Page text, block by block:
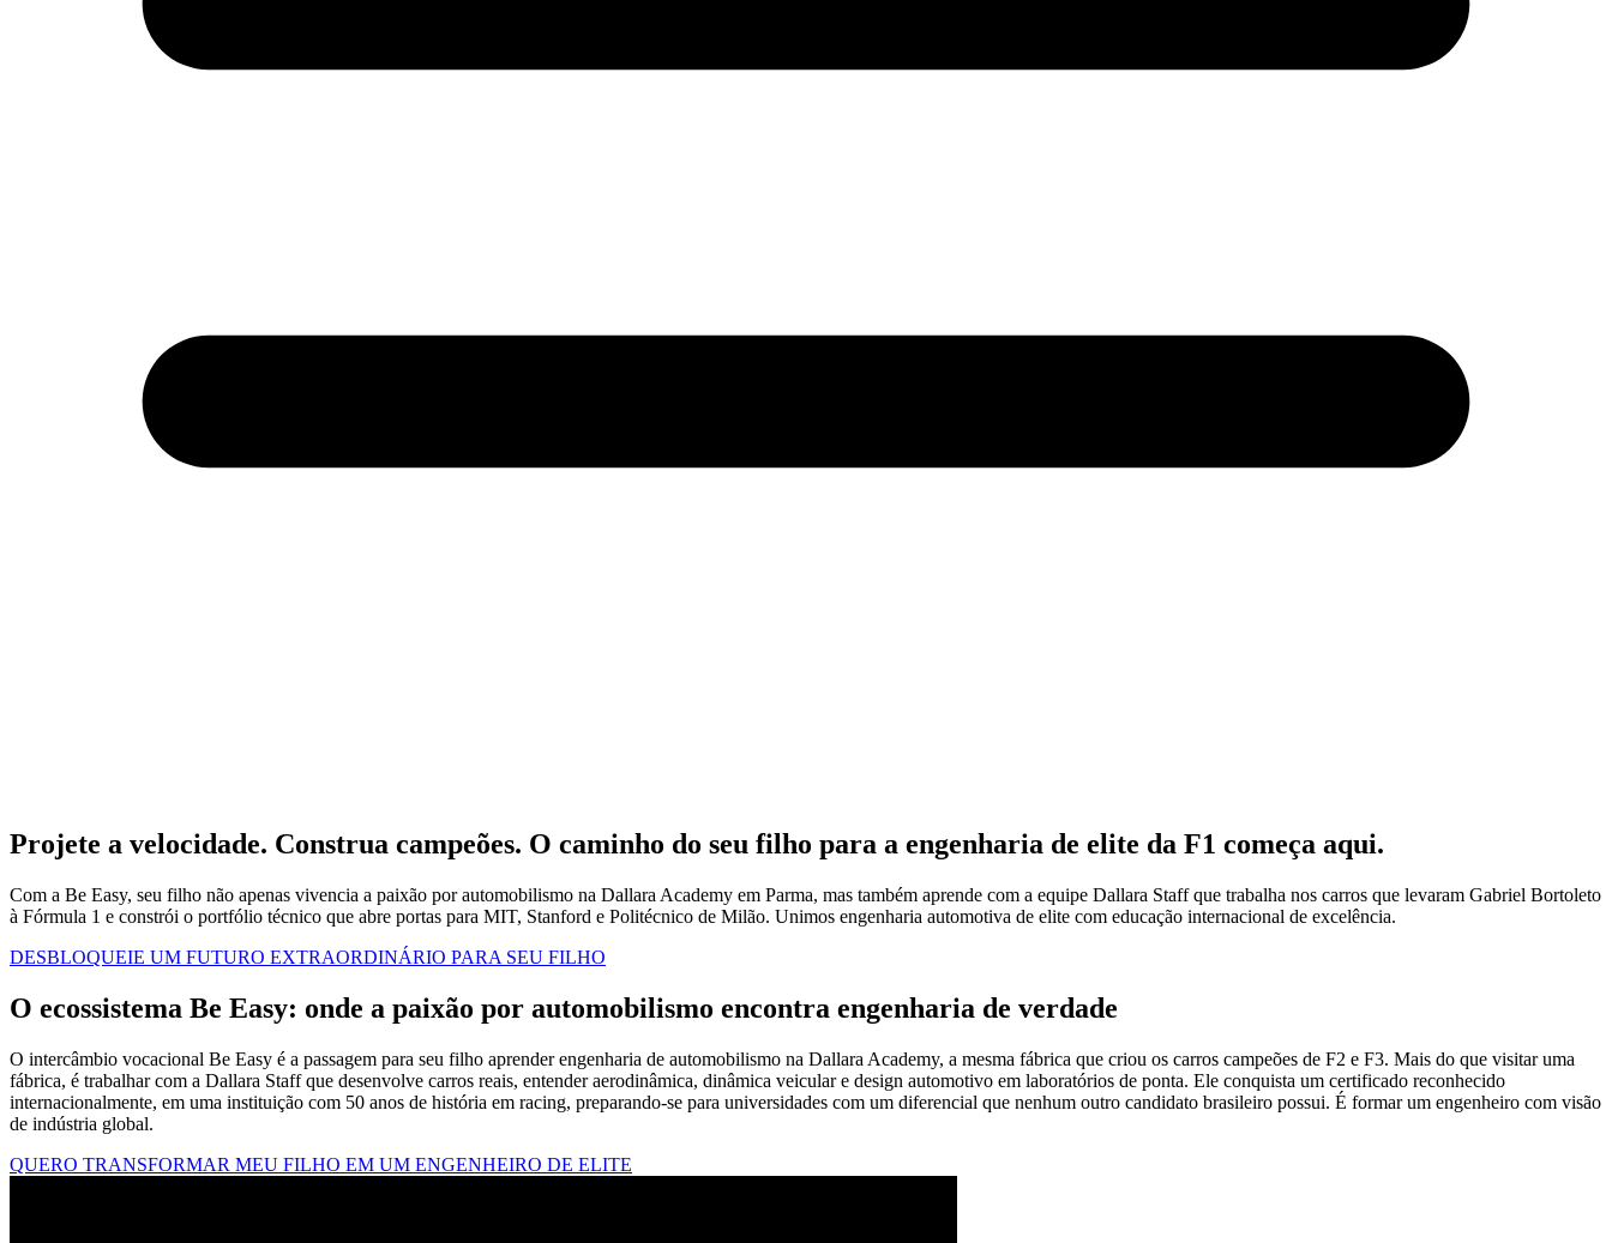
Projete a velocidade. Construa campeões. O caminho do seu filho para a engenharia de elite da F1 começa aqui.
Com a Be Easy, seu filho não apenas vivencia a paixão por automobilismo na Dallara Academy em Parma, mas também aprende com a equipe Dallara Staff que trabalha nos carros que levaram Gabriel Bortoleto
à Fórmula 1 e constrói o portfólio técnico que abre portas para MIT, Stanford e Politécnico de Milão. Unimos engenharia automotiva de elite com educação internacional de excelência.
DESBLOQUEIE UM FUTURO EXTRAORDINÁRIO PARA SEU FILHO
O ecossistema Be Easy: onde a paixão por automobilismo encontra engenharia de verdade
O intercâmbio vocacional Be Easy é a passagem para seu filho aprender engenharia de automobilismo na Dallara Academy, a mesma fábrica que criou os carros campeões de F2 e F3. Mais do que visitar uma
fábrica, é trabalhar com a Dallara Staff que desenvolve carros reais, entender aerodinâmica, dinâmica veicular e design automotivo em laboratórios de ponta. Ele conquista um certificado reconhecido
internacionalmente, em uma instituição com 50 anos de história em racing, preparando-se para universidades com um diferencial que nenhum outro candidato brasileiro possui. É formar um engenheiro com visão
de indústria global.
QUERO TRANSFORMAR MEU FILHO EM UM ENGENHEIRO DE ELITE